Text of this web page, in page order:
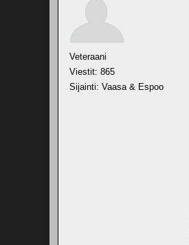
Veteraani
Viestit: 865
Sijainti: Vaasa & Espoo